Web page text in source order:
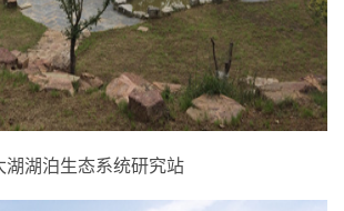
湖湖泊生态系统研究站